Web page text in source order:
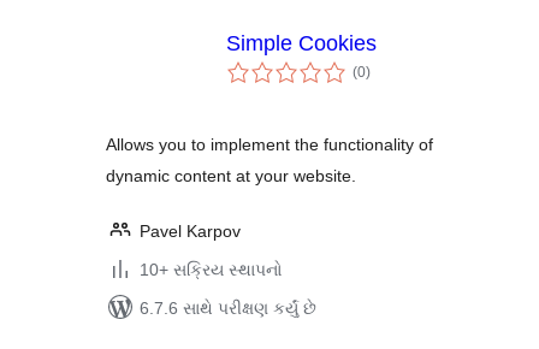
Simple Cookies
(0કુલ
રેટિંગ્સ
)
Allows you to implement the functionality of
dynamic content at your website.
Pavel Karpov
10+ સક્રિય સ્થાપનો
6.7.6 સાથે પરીક્ષણ કર્યું છે